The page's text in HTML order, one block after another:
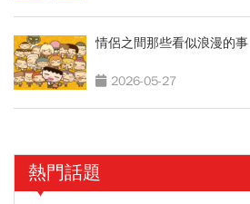
情侶之間那些看似浪漫的事
2026-05-27
熱門話題